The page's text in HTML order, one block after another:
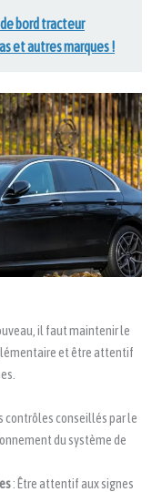
bord tracteur
et autres marques !
il faut maintenir le
et être attentif
contrôles conseillés par le
du système de
: Être attentif aux signes